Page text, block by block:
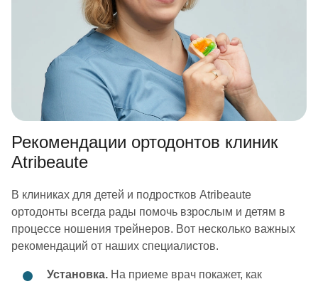
Рекомендации ортодонтов клиник
Atribeaute
В клиниках для детей и подростков Atribeaute
ортодонты всегда рады помочь взрослым и детям в
процессе ношения трейнеров. Вот несколько важных
рекомендаций от наших специалистов.
Установка. На приеме врач покажет, как